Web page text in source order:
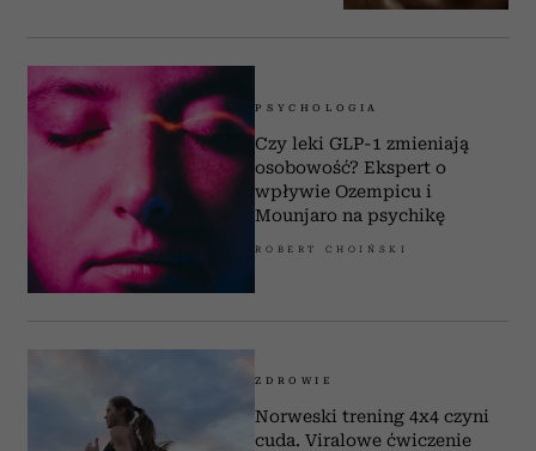
PSYCHOLOGIA
Czy leki GLP-1 zmieniają
osobowość? Ekspert o
wpływie Ozempicu i
Mounjaro na psychikę
ROBERT CHOIŃSKI
ZDROWIE
Norweski trening 4x4 czyni
cuda. Viralowe ćwiczenie